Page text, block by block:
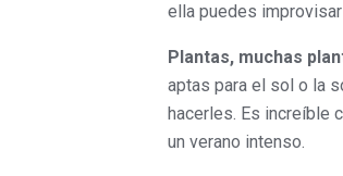
ella puedes
Plantas, muchas
aptas para el sol o la
hacerles. Es increíble
un verano intenso.